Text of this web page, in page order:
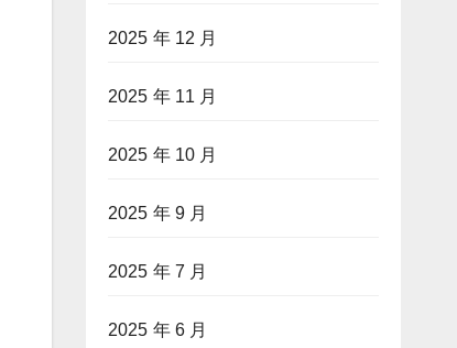
2025 年 12 月
2025 年 11 月
2025 年 10 月
2025 年 9 月
2025 年 7 月
2025 年 6 月